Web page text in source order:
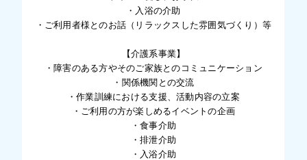
・入浴の介助
・ご利用者様とのお話（リラックスした雰囲気づくり）等
【介護系事業】
・障害のある方やそのご家族とのコミュニケーション
・関係機関との交流
・作業訓練における支援、活動内容の立案
・ご利用の方が楽しめるイベントの企画
・食事介助
・排泄介助
・入浴介助